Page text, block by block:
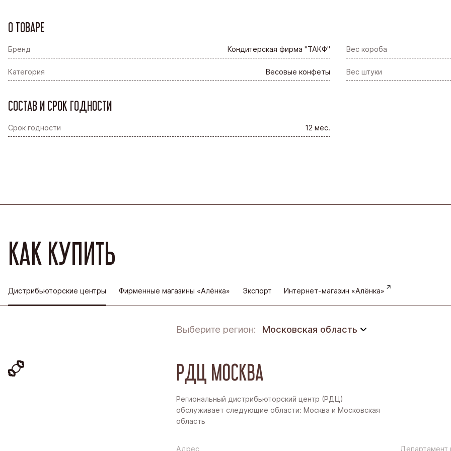
О ТОВАРЕ
Бренд Кондитерская фирма "ТАКФ" Вес короба
Категория Весовые конфеты Вес штуки
СОСТАВ И СРОК ГОДНОСТИ
Срок годности 12 мес.
КАК КУПИТЬ
Дистрибьюторские центры Фирменные магазины «Алёнка» Экспорт Интернет-магазин «Алёнка»
Выберите регион: Московская область
Дальний Восток
РДЦ МОСКВА
Региональный дистрибьюторский центр (РДЦ)
обслуживает следующие области: Москва и Московская
область
Адрес